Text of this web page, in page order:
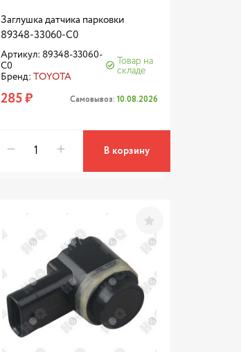
Заглушка датчика парковки
89348-33060-C0
Артикул: 89348-33060-
C0
Бренд:TOYOTA
Товар на
складе
285 ₽ Самовывоз: 10.08.2026
В корзину